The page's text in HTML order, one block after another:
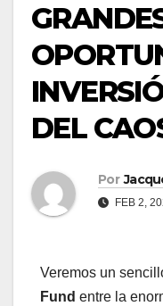
DEL
Por
FEB 2,
Veremos un
Fund entre la